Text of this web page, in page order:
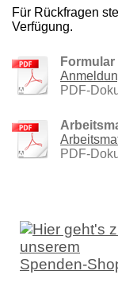
Für Rückfragen
Verfügung.
PDF-
PDF-